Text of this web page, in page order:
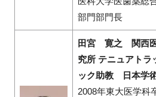
部門部門長
田宮 寛之 関西医
究所 テニュアトラ
ック助教 日本学
2008年東大医学科